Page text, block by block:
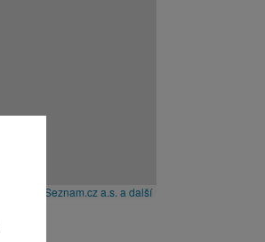
© Seznam.cz a.s. a další